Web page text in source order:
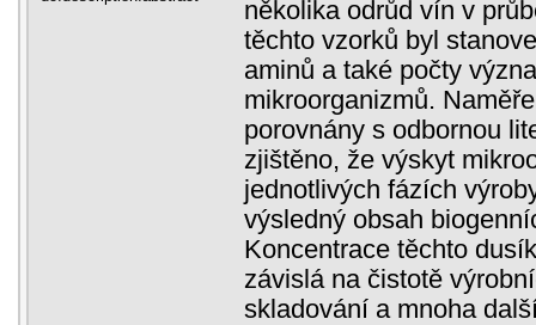
několika odrůd vín v
těchto vzorků byl
aminů a také počty
mikroorganizmů.
porovnány s odbornou
zjištěno, že výskyt
jednotlivých fázích
výsledný obsah
Koncentrace těchto
závislá na čistotě
skladování a mnoha